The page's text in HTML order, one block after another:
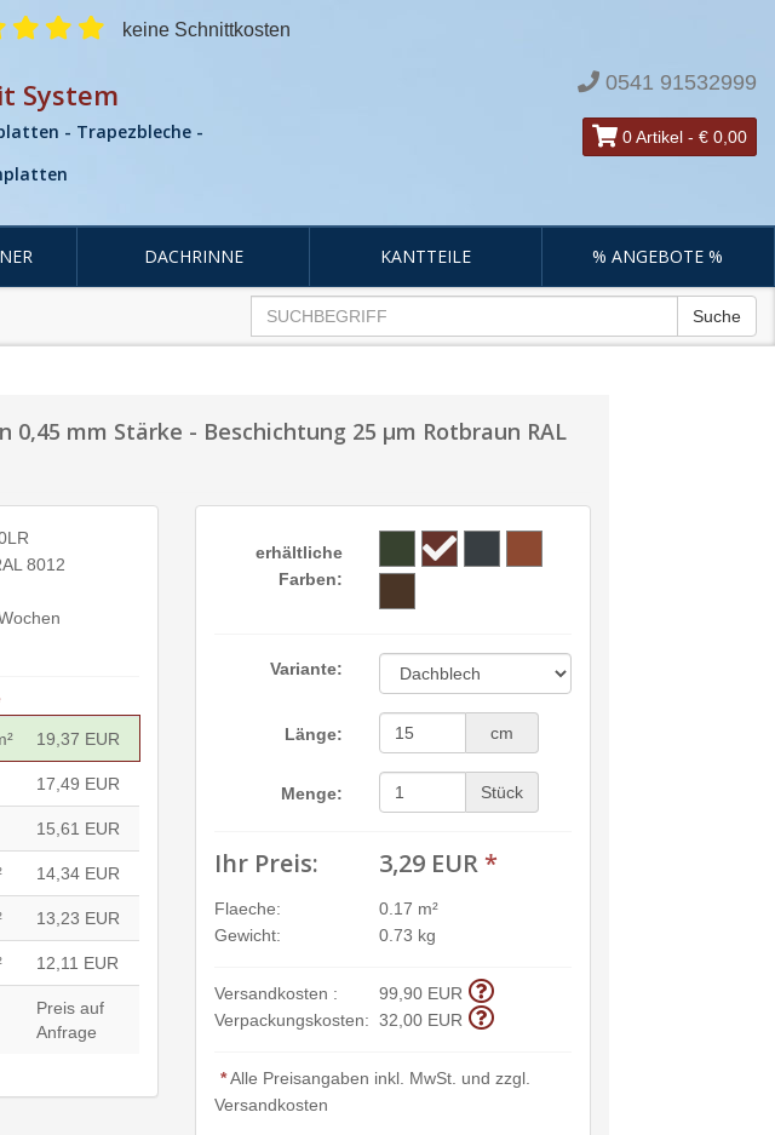
keine Schnittkosten
System
- Trapezbleche -
0541 91532999
0 Artikel - € 0,00
DACHRINNE KANTTEILE % ANGEBOTE %
Suche
mm Stärke - Beschichtung 25 µm Rotbraun RAL
8012
19,37 EUR
17,49 EUR
15,61 EUR
14,34 EUR
13,23 EUR
12,11 EUR
Preis auf
Anfrage
erhältliche
Farben:
Variante:
Länge: cm
Menge: Stück
Ihr Preis: 3,29 EUR *
Flaeche:
0.17 m²
Gewicht:
0.73 kg
Versandkosten :
99,90 EUR
Verpackungskosten: 32,00 EUR
*Alle Preisangaben inkl. MwSt. und zzgl.
Versandkosten